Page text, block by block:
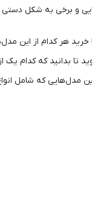
و برخی به شکل دستی
خرید هر کدام از این
تا بدانید که کدام یک
مدل‌هایی که شامل